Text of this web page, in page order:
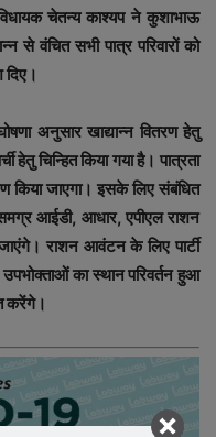
चेतन्य काश्यप ने कुशाभाऊ
से वंचित सभी पात्र परिवारों को
दिए।
अनुसार खाद्यान्न वितरण हेतु
हेतु चिन्हित किया गया है। पात्रता
किया जाएगा। इसके लिए संबंधित
आईडी, आधार, एपीएल राशन
राशन आवंटन के लिए पार्टी
का स्थान परिवर्तन हुआ
करेंगे।